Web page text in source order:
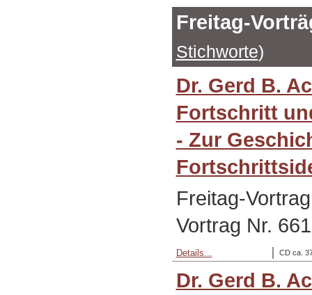
Freitag-
Stichworte)
Dr. Gerd B.
Fortschritt
- Zur
Freitag-
Vortrag Nr. 661
CD ca.
Details...
Dr. Gerd B.